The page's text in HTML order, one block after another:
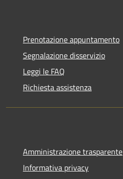
Prenotazione appuntamento
Segnalazione disservizio
Leggi le FAQ
Richiesta assistenza
Amministrazione trasparente
Informativa privacy